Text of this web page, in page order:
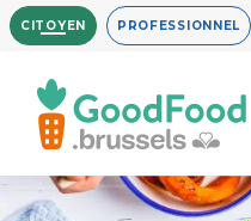
Aller
au
contenu
principal
CITOYEN PROFESSIONNEL